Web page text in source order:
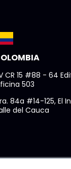
CR 15 #88 - 64
503
84a #14-125, El
del Cauca